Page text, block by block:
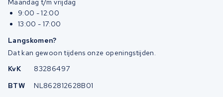
Maandag t/m vrijdag
9:00 - 12:00
13:00 - 17:00
Langskomen?
Dat kan gewoon tijdens onze openingstijden.
KvK
83286497
BTW
NL862812628B01